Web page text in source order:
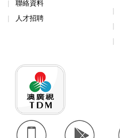
聯絡資料
人才招聘